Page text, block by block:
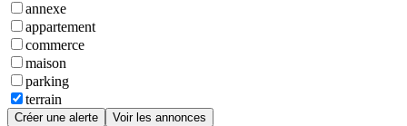
annexe
appartement
commerce
maison
parking
terrain
Créer une alerte Voir les annonces